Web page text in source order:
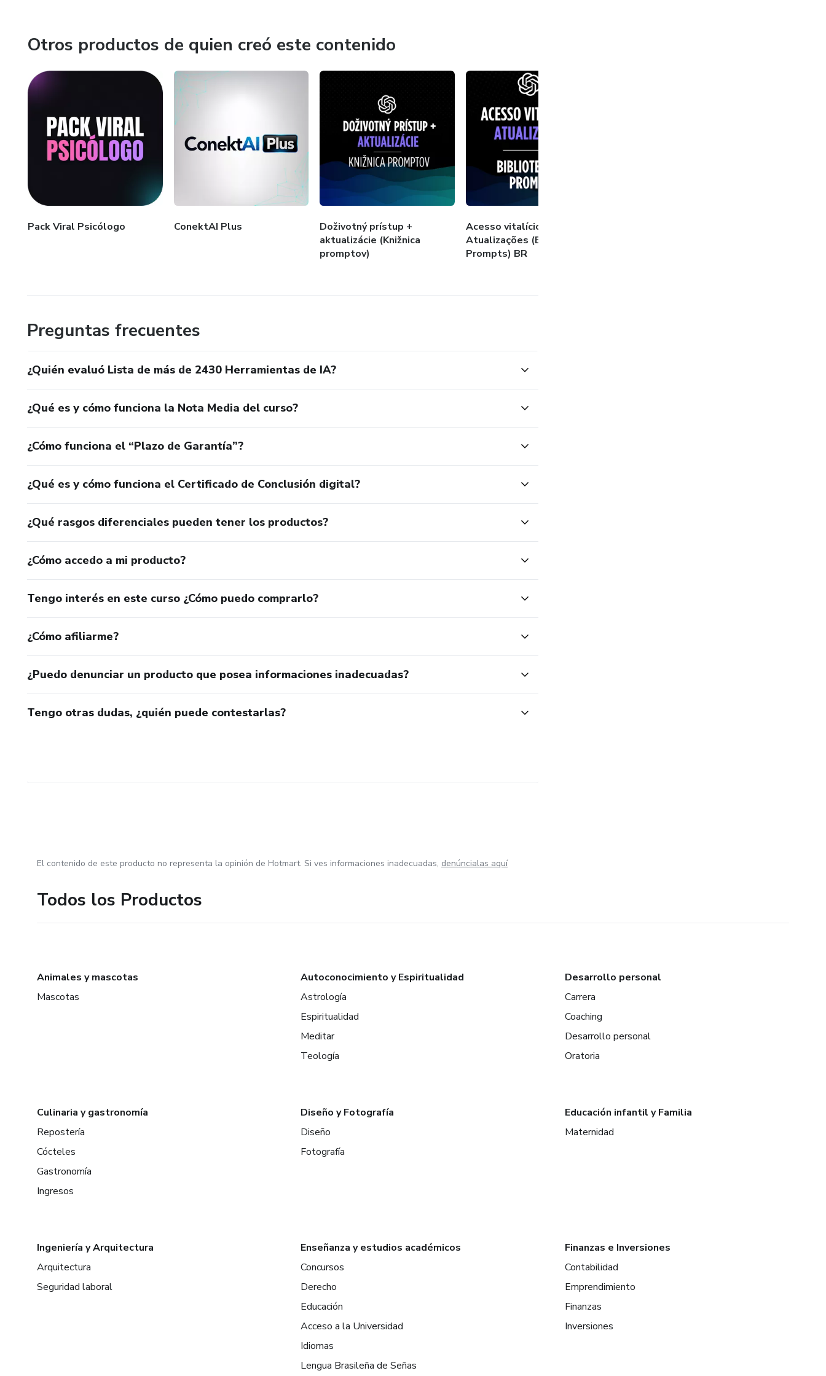
Otros productos de quien creó este contenido
Pack Viral Psicólogo ConektAI Plus
Doživotný prístup +
aktualizácie (Knižnica
promptov)
Acesso vitalício +
Atualizações (Biblioteca de
Prompts) BR
Preguntas frecuentes
¿Quién evaluó Lista de más de 2430 Herramientas de IA?
¿Qué es y cómo funciona la Nota Media del curso?
¿Cómo funciona el “Plazo de Garantía”?
¿Qué es y cómo funciona el Certificado de Conclusión digital?
¿Qué rasgos diferenciales pueden tener los productos?
¿Cómo accedo a mi producto?
Tengo interés en este curso ¿Cómo puedo comprarlo?
¿Cómo afiliarme?
¿Puedo denunciar un producto que posea informaciones inadecuadas?
Tengo otras dudas, ¿quién puede contestarlas?
El contenido de este producto no representa la opinión de Hotmart. Si ves informaciones inadecuadas, denúncialas aquí
Todos los Productos
Animales y mascotas
Mascotas
Autoconocimiento y Espiritualidad
Astrología
Espiritualidad
Meditar
Teología
Desarrollo personal
Carrera
Coaching
Desarrollo personal
Oratoria
Culinaria y gastronomía
Repostería
Cócteles
Gastronomía
Ingresos
Diseño y Fotografía
Diseño
Fotografía
Educación infantil y Familia
Maternidad
Ingeniería y Arquitectura
Arquitectura
Seguridad laboral
Enseñanza y estudios académicos
Concursos
Derecho
Educación
Acceso a la Universidad
Idiomas
Lengua Brasileña de Señas
Finanzas e Inversiones
Contabilidad
Emprendimiento
Finanzas
Inversiones